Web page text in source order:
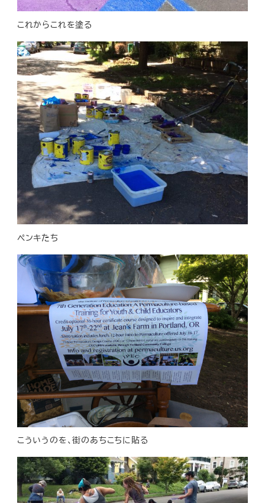
これからこれを塗る
ペンキたち
こういうのを、街のあちこちに貼る